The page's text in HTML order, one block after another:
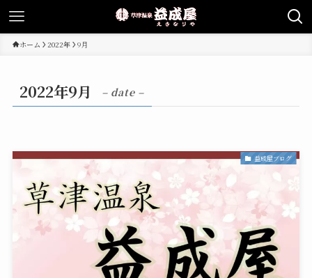
ホーム 2022年 9月
2022年9月 – date –
益成屋ブログ